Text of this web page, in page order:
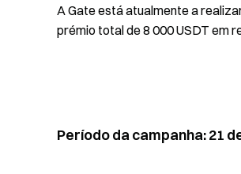
A Gate está atualmente a
prémio total de 8 000 USDT em
Período da campanha: 21